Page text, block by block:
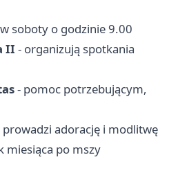
soboty o godzinie 9.00
II - organizują spotkania
- pomoc potrzebującym,
prowadzi adorację i modlitwę
miesiąca po mszy